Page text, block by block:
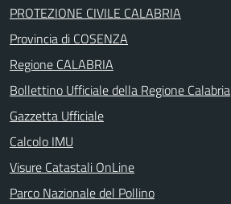
PROTEZIONE CIVILE CALABRIA
Provincia di COSENZA
Regione CALABRIA
Bollettino Ufficiale della Regione Calabria
Gazzetta Ufficiale
Calcolo IMU
Visure Catastali OnLine
Parco Nazionale del Pollino